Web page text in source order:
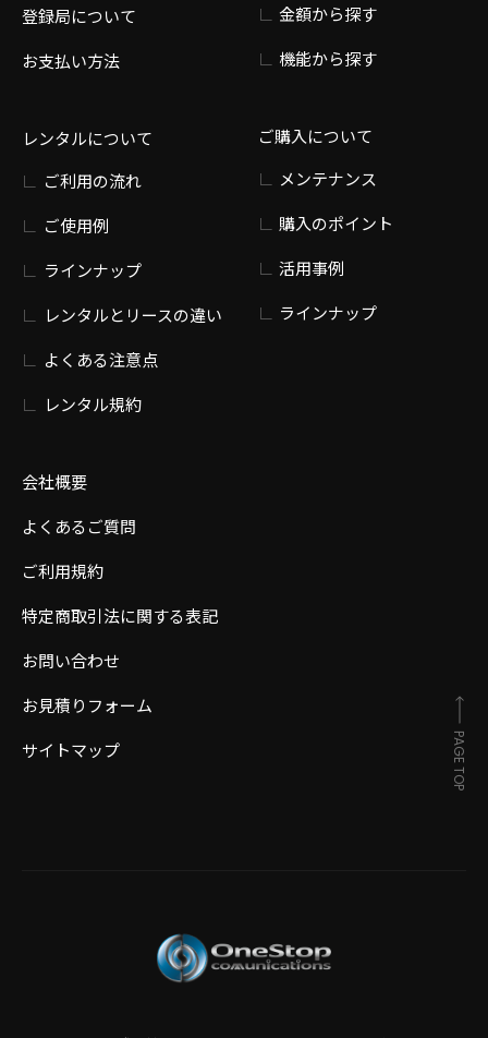
登録局について
お支払い方法
レンタルについて
ご利用の流れ
ご使用例
ラインナップ
レンタルとリースの違い
よくある注意点
レンタル規約
会社概要
よくあるご質問
ご利用規約
特定商取引法に関する表記
お問い合わせ
お見積りフォーム
サイトマップ
金額から探す
機能から探す
ご購入について
メンテナンス
購入のポイント
活用事例
ラインナップ
PAGE TOP